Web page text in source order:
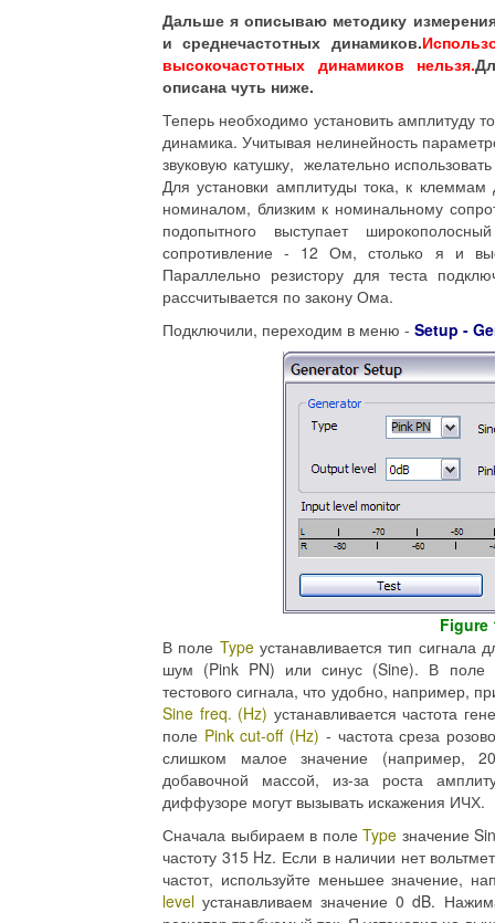
Дальше я описываю методику
и среднечастотных динамиков.
высокочастотных динамиков нельзя.
описана чуть ниже.
Теперь необходимо установить амплитуду
динамика. Учитывая нелинейность
звуковую катушку, желательно
Для установки амплитуды тока, к клеммам
номиналом, близким к номинальному
подопытного выступает
сопротивление - 12 Ом, столько я и
Параллельно резистору для теста
рассчитывается по закону Ома.
Подключили, переходим в меню - Setup -
Figure
В поле Typeустанавливается тип сигнала
шум (Pink PN) или синус (Sine). В поле
тестового сигнала, что удобно, например,
Sine freq. (Hz) устанавливается частота
поле Pink cut-off (Hz) - частота среза
слишком малое значение (например,
добавочной массой, из-за роста
диффузоре могут вызывать искажения ИЧХ.
Сначала выбираем в поле Type значение
частоту 315 Hz. Если в наличии нет
частот, используйте меньшее значение,
level устанавливаем значение 0 dB.